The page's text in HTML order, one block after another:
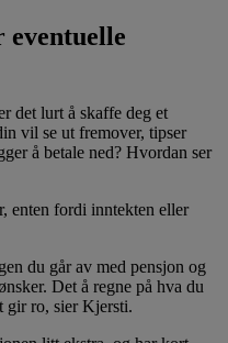
eventuelle
det lurt å skaffe deg et
vil se ut fremover, tipser
å betale ned? Hvordan ser
enten fordi inntekten eller
du går av med pensjon og
Det å regne på hva du
gir ro, sier Kjersti.